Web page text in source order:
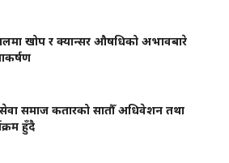
खोप र क्यान्सर औषधिको अभावबारे
सेवा समाज कतारको सातौँ अधिवेशन तथा
हुँदै